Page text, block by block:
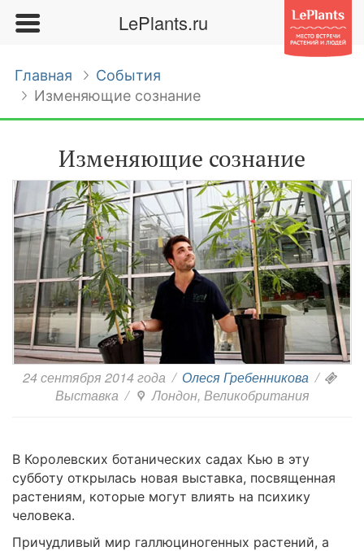
LePlants.ru
Главная
События
Изменяющие сознание
Изменяющие сознание
24 сентября 2014 года / Олеся Гребенникова /
Выставка / Лондон, Великобритания
​В Королевских ботанических садах Кью в эту
субботу открылась новая выставка, посвященная
растениям, которые могут влиять на психику
человека.
Причудливый мир галлюциногенных растений, а